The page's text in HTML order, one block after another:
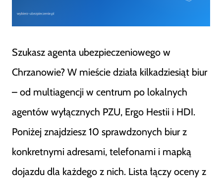
Szukasz agenta ubezpieczeniowego w
Chrzanowie? W mieście działa kilkadziesiąt biur
– od multiagencji w centrum po lokalnych
agentów wyłącznych PZU, Ergo Hestii i HDI.
Poniżej znajdziesz 10 sprawdzonych biur z
konkretnymi adresami, telefonami i mapką
dojazdu dla każdego z nich. Lista łączy oceny z